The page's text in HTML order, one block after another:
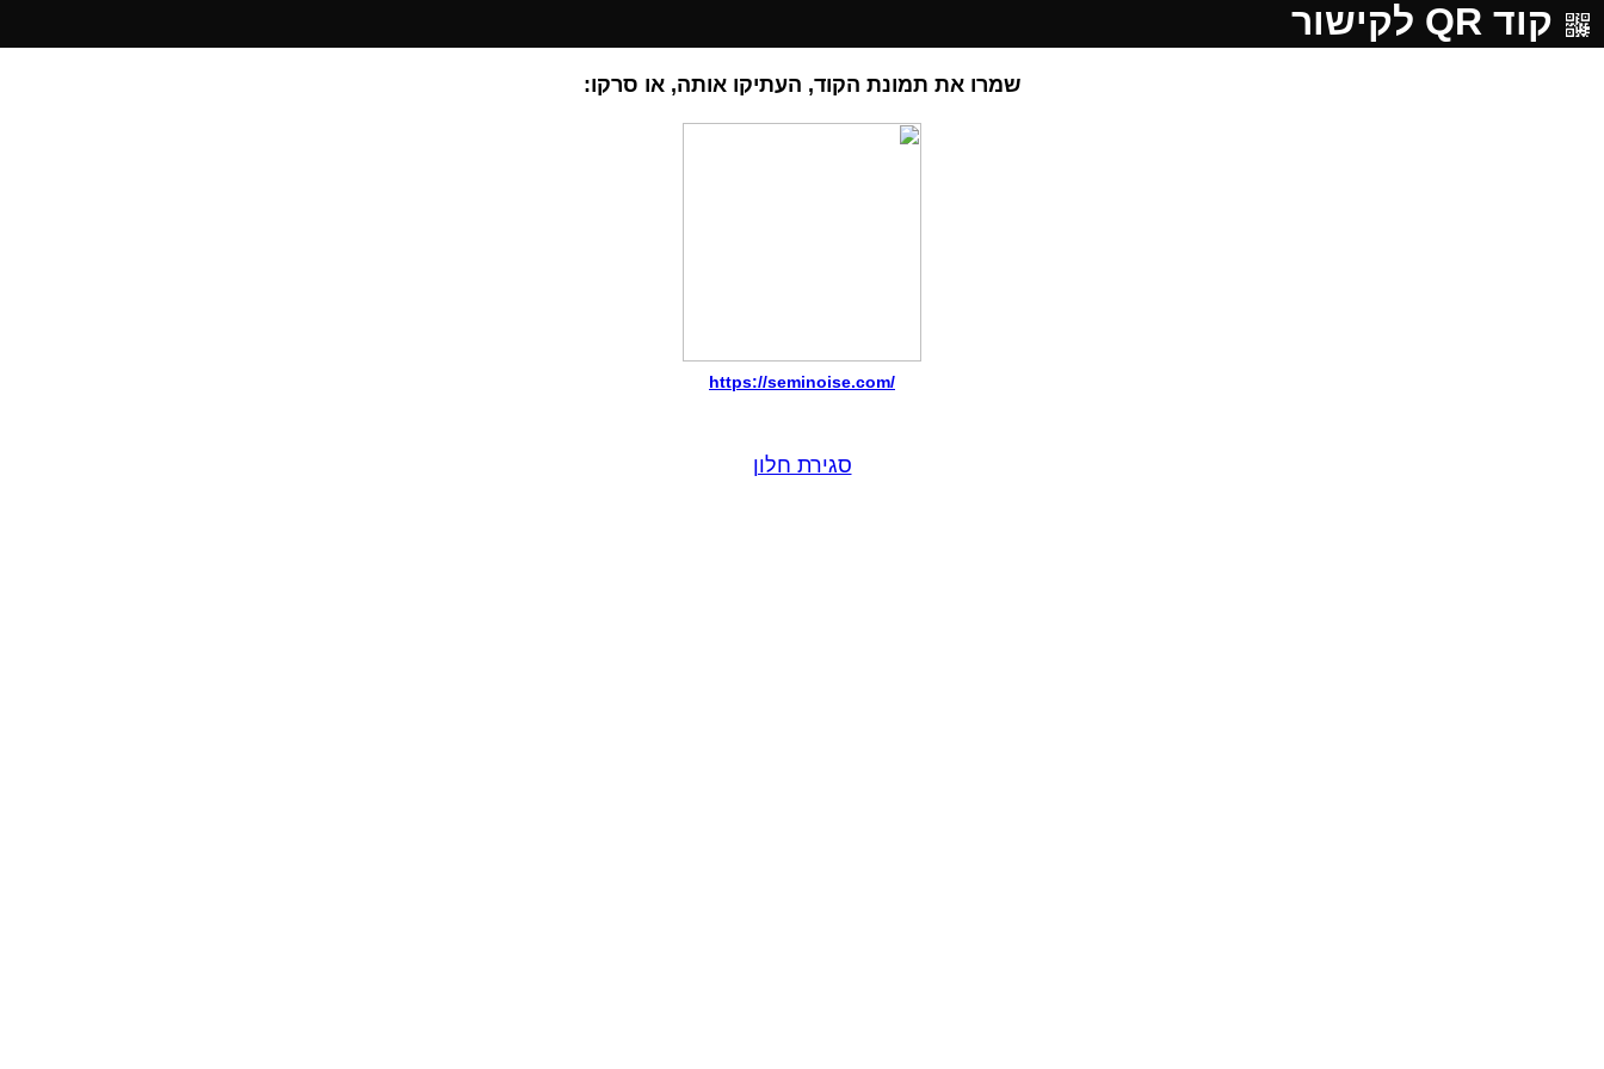
קוד QR לקישור
שמרו את תמונת הקוד, העתיקו אותה, או סרקו:
https://seminoise.com/
סגירת חלון